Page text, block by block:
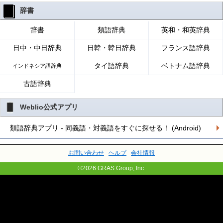
辞書
辞書 類語辞典 英和・和英辞典
日中・中日辞典 日韓・韓日辞典 フランス語辞典
インドネシア語辞典 タイ語辞典 ベトナム語辞典
古語辞典
Weblio公式アプリ
類語辞典アプリ - 同義語・対義語をすぐに探せる！ (Android)
お問い合わせ ヘルプ 会社情報
©2026 GRAS Group, Inc.